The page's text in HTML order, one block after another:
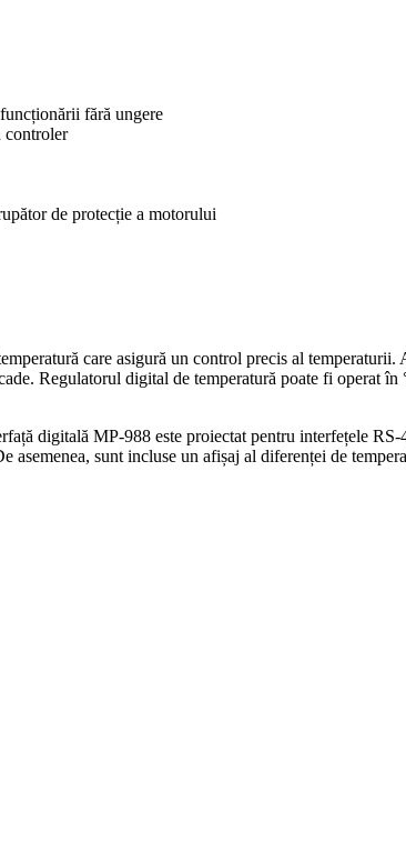
fără ungere
controler
de protecție a motorului
care asigură un control precis al
Regulatorul digital de temperatură poate fi operat
digitală MP-988 este proiectat pentru interfețele
sunt incluse un afișaj al diferenței de